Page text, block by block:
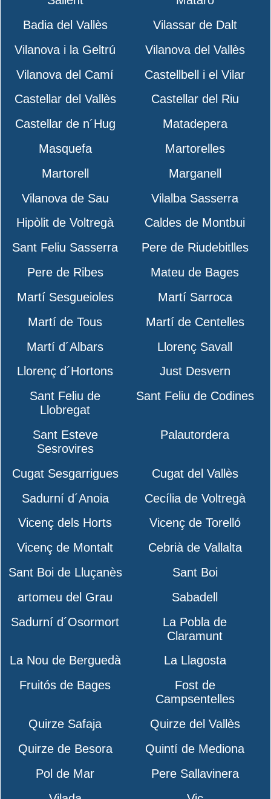
Badia del Vallès
Vilassar de Dalt
Vilanova i la Geltrú
Vilanova del Vallès
Vilanova del Camí
Castellbell i el Vilar
Castellar del Vallès
Castellar del Riu
Castellar de n´Hug
Matadepera
Masquefa
Martorelles
Martorell
Marganell
Vilanova de Sau
Vilalba Sasserra
Hipòlit de Voltregà
Caldes de Montbui
Sant Feliu Sasserra
Pere de Riudebitlles
Pere de Ribes
Mateu de Bages
Martí Sesgueioles
Martí Sarroca
Martí de Tous
Martí de Centelles
Martí d´Albars
Llorenç Savall
Llorenç d´Hortons
Just Desvern
Sant Feliu de
Llobregat
Sant Feliu de Codines
Sant Esteve
Sesrovires
Palautordera
Cugat Sesgarrigues
Cugat del Vallès
Sadurní d´Anoia
Cecília de Voltregà
Vicenç dels Horts
Vicenç de Torelló
Vicenç de Montalt
Cebrià de Vallalta
Sant Boi de Lluçanès
Sant Boi
artomeu del Grau
Sabadell
Sadurní d´Osormort
La Pobla de
Claramunt
La Nou de Berguedà
La Llagosta
Fruitós de Bages
Fost de
Campsentelles
Quirze Safaja
Quirze del Vallès
Quirze de Besora
Quintí de Mediona
Pol de Mar
Pere Sallavinera